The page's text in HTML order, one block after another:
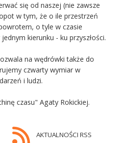
się od naszej (nie zawsze
w tym, że o ile przestrzeń
o tyle w czasie
kierunku - ku przyszłości.
na wędrówki także do
czwarty wymiar w
i ludzi.
czasu" Agaty Rokickiej.
AKTUALNOŚCI RSS